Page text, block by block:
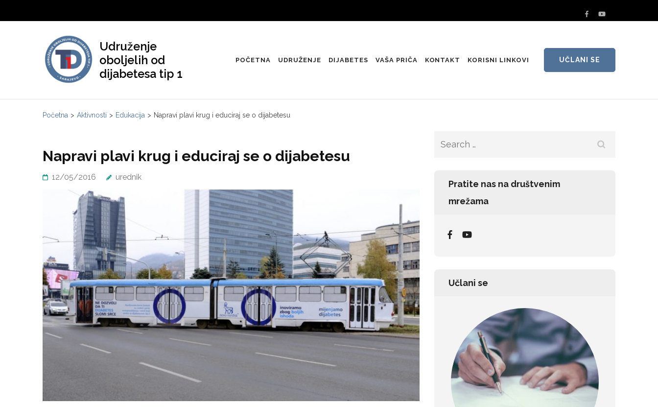
to
Udruženje
oboljelih od
dijabetesa tip 1
POČETNA UDRUŽENJE DIJABETES VAŠA PRIČA KONTAKT KORISNI LINKOVI UČLANI SE
Početna > Aktivnosti > Edukacija > Napravi plavi krug i educiraj se o dijabetesu
Napravi plavi krug i educiraj se o dijabetesu
12/05/2016 urednik
Search
Pratite nas na društvenim
mrežama
Učlani se